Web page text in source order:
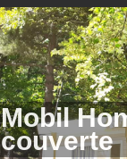
Mobil
couverte